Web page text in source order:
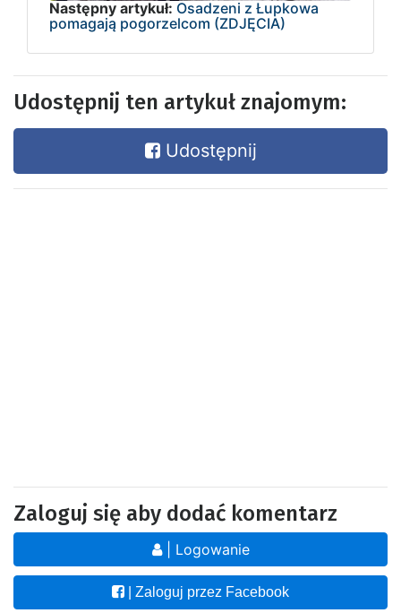
Następny artykuł: Osadzeni z Łupkowa
pomagają pogorzelcom (ZDJĘCIA)
Udostępnij ten artykuł znajomym:
Udostępnij
Zaloguj się aby dodać komentarz
| Logowanie
| Zaloguj przez Facebook